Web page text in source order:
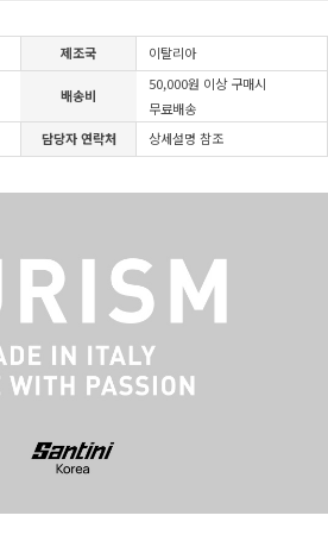
제조국 이탈리아
배송비
50,000원 이상 구매시
무료배송
담당자 연락처 상세설명 참조